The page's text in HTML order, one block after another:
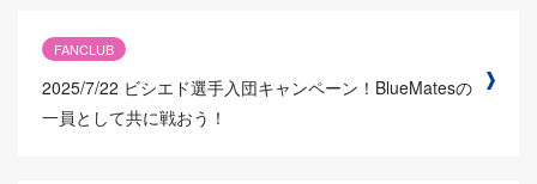
FANCLUB
2025/7/22 ビシエド選手入団キャンペーン！BlueMatesの
一員として共に戦おう！